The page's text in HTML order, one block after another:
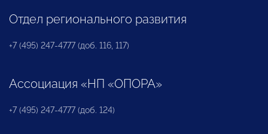
Отдел регионального развития
+7 (495) 247-4777 (доб. 116, 117)
Ассоциация «НП «ОПОРА»
+7 (495) 247-4777 (доб. 124)